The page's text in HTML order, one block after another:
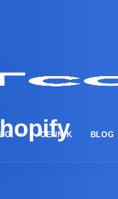
CENNIK BLOG